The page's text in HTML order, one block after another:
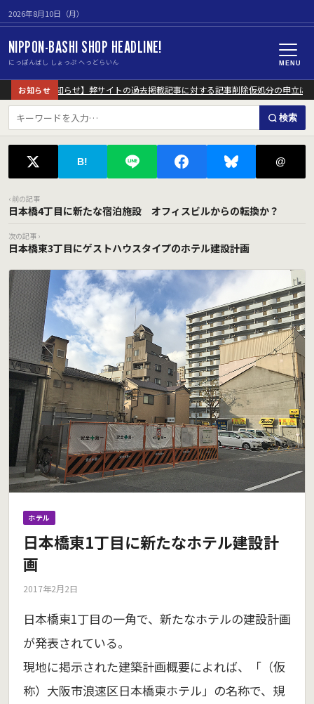
2026年8月10日（月）
NIPPON-BASHI SHOP HEADLINE!
にっぽんばし しょっぷ へっどらいん MENU
お知らせ
【重要なお知らせ】弊サイトの過去掲載記事に対する記事削除仮処分の申立につ
検索
B! @
‹ 前の記事
日本橋4丁目に新たな宿泊施設 オフィスビルからの転換か？
次の記事 ›
日本橋東3丁目にゲストハウスタイプのホテル建設計画
ホテル
日本橋東1丁目に新たなホテル建設計
画
2017年2月2日
日本橋東1丁目の一角で、新たなホテルの建設計画
が発表されている。
現地に掲示された建築計画概要によれば、「（仮
称）大阪市浪速区日本橋東ホテル」の名称で、規